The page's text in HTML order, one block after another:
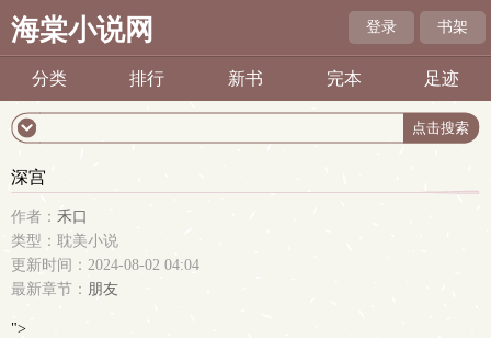
海棠小说网 登录 书架
分类 排行 新书 完本 足迹
深宫
作者： 禾口
类型：耽美小说
更新时间：2024-08-02 04:04
最新章节： 朋友
">